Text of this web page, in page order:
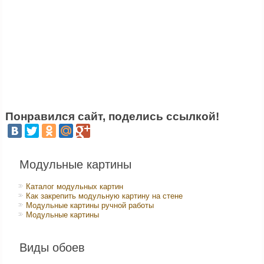
Понравился сайт, поделись ссылкой!
Модульные картины
Каталог модульных картин
Как закрепить модульную картину на стене
Модульные картины ручной работы
Модульные картины
Виды обоев